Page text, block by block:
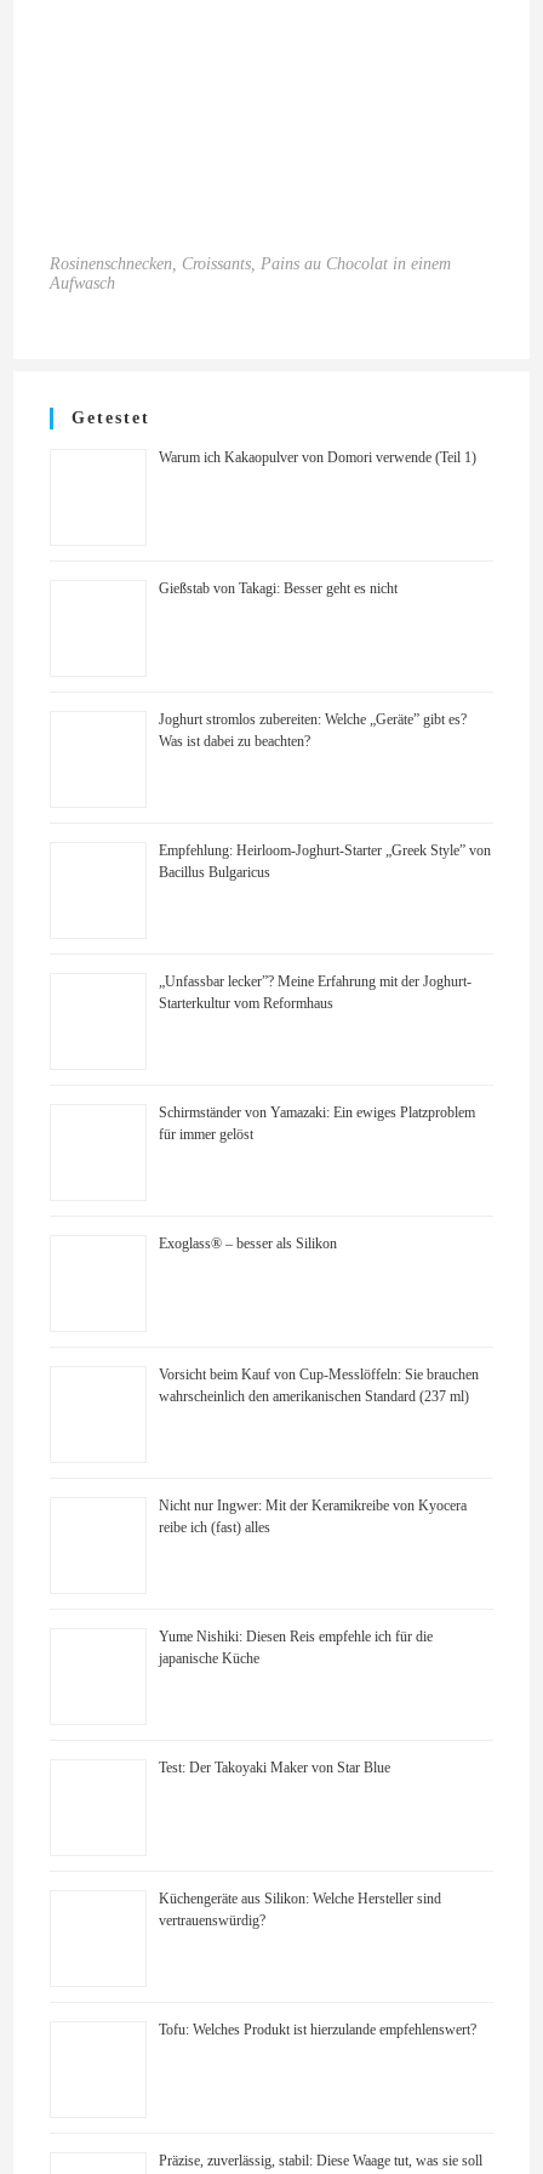
Rosinenschnecken, Croissants, Pains au Chocolat in einem
Aufwasch
Getestet
Warum ich Kakaopulver von Domori verwende (Teil 1)
Gießstab von Takagi: Besser geht es nicht
Joghurt stromlos zubereiten: Welche „Geräte” gibt es?
Was ist dabei zu beachten?
Empfehlung: Heirloom-Joghurt-Starter „Greek Style” von
Bacillus Bulgaricus
„Unfassbar lecker”? Meine Erfahrung mit der Joghurt-
Starterkultur vom Reformhaus
Schirmständer von Yamazaki: Ein ewiges Platzproblem
für immer gelöst
Exoglass® – besser als Silikon
Vorsicht beim Kauf von Cup-Messlöffeln: Sie brauchen
wahrscheinlich den amerikanischen Standard (237 ml)
Nicht nur Ingwer: Mit der Keramikreibe von Kyocera
reibe ich (fast) alles
Yume Nishiki: Diesen Reis empfehle ich für die
japanische Küche
Test: Der Takoyaki Maker von Star Blue
Küchengeräte aus Silikon: Welche Hersteller sind
vertrauenswürdig?
Tofu: Welches Produkt ist hierzulande empfehlenswert?
Präzise, zuverlässig, stabil: Diese Waage tut, was sie soll